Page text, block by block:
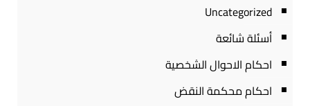
Uncategorized
أسئلة شائعة
احكام الاحوال الشخصية
احكام محكمة النقض